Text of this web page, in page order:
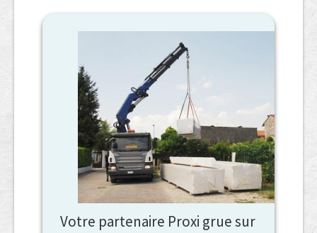
Votre partenaire Proxi grue sur